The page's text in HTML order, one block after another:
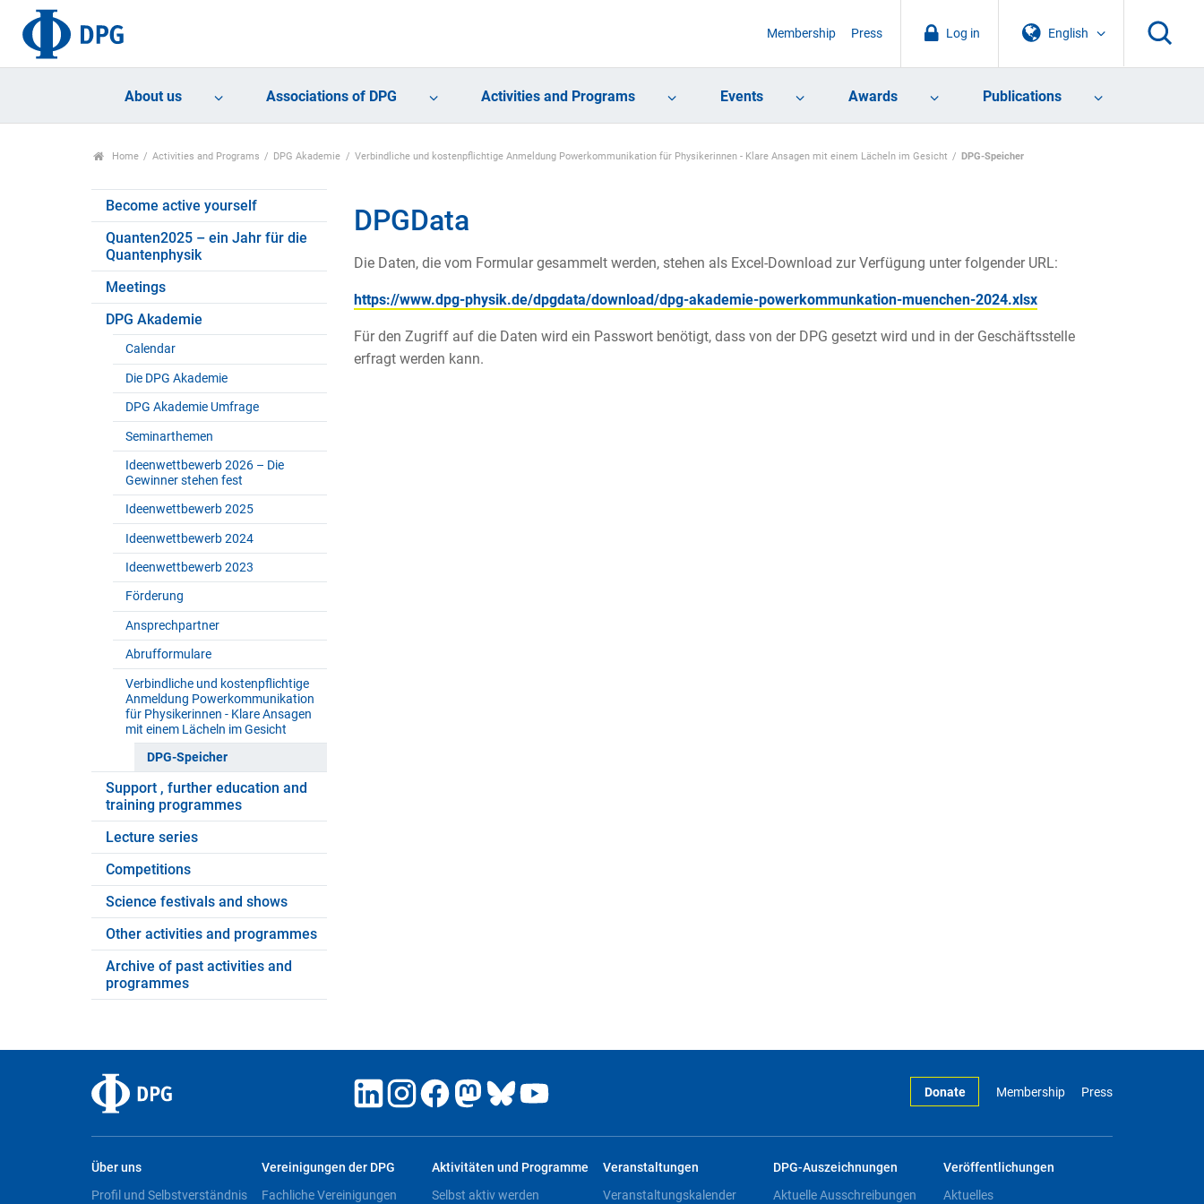
English
Log in
Membership Press
About us Associations of DPG Activities and Programs Events Awards Publications
Home Activities and Programs DPG Akademie Verbindliche und kostenpflichtige Anmeldung Powerkommunikation für Physikerinnen - Klare Ansagen mit einem Lächeln im Gesicht DPG-Speicher
Become active yourself
Quanten2025 – ein Jahr für die
Quantenphysik
Meetings
DPG Akademie
Calendar
Die DPG Akademie
DPG Akademie Umfrage
Seminarthemen
Ideenwettbewerb 2026 – Die
Gewinner stehen fest
Ideenwettbewerb 2025
Ideenwettbewerb 2024
Ideenwettbewerb 2023
Förderung
Ansprechpartner
Abrufformulare
Verbindliche und kostenpflichtige
Anmeldung Powerkommunikation
für Physikerinnen - Klare Ansagen
mit einem Lächeln im Gesicht
DPG-Speicher
Support , further education and
training programmes
Lecture series
Competitions
Science festivals and shows
Other activities and programmes
Archive of past activities and
programmes
DPGData
Die Daten, die vom Formular gesammelt werden, stehen als Excel-Download zur Verfügung unter folgender URL:
https://www.dpg-physik.de/dpgdata/download/dpg-akademie-powerkommunkation-muenchen-2024.xlsx
Für den Zugriff auf die Daten wird ein Passwort benötigt, dass von der DPG gesetzt wird und in der Geschäftsstelle
erfragt werden kann.
Donate Membership Press
Über uns
Profil und Selbstverständnis
Vereinigungen der DPG
Fachliche Vereinigungen
Aktivitäten und Programme
Selbst aktiv werden
Veranstaltungen
Veranstaltungskalender
DPG-Auszeichnungen
Aktuelle Ausschreibungen
Veröffentlichungen
Aktuelles